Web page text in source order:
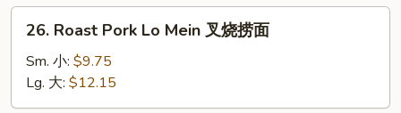
捞
Roast
Pork
Mein
26. Roast Pork Lo Mein 叉烧捞面
Sm. 小: $9.75
Lg. 大: $12.15